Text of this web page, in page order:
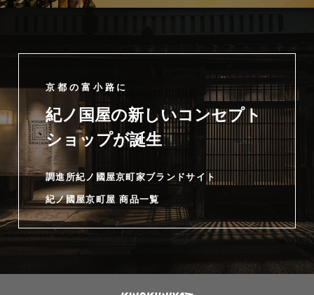
京都の富小路に
紀ノ国屋の新しいコンセプト
ショップが誕生
調進所紀ノ國屋京町家ブランドサイト
紀ノ國屋京町屋 商品一覧